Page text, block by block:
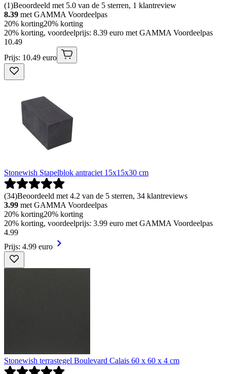
(1)Beoordeeld met 5.0 van de 5 sterren, 1 klantreview
8.39 met GAMMA Voordeelpas
20% korting20% korting
20% korting, voordeelprijs: 8.39 euro met GAMMA Voordeelpas
10.49
Prijs: 10.49 euro
Stonewish Stapelblok antraciet 15x15x30 cm
(34)Beoordeeld met 4.2 van de 5 sterren, 34 klantreviews
3.99 met GAMMA Voordeelpas
20% korting20% korting
20% korting, voordeelprijs: 3.99 euro met GAMMA Voordeelpas
4.99
Prijs: 4.99 euro
Stonewish terrastegel Boulevard Calais 60 x 60 x 4 cm